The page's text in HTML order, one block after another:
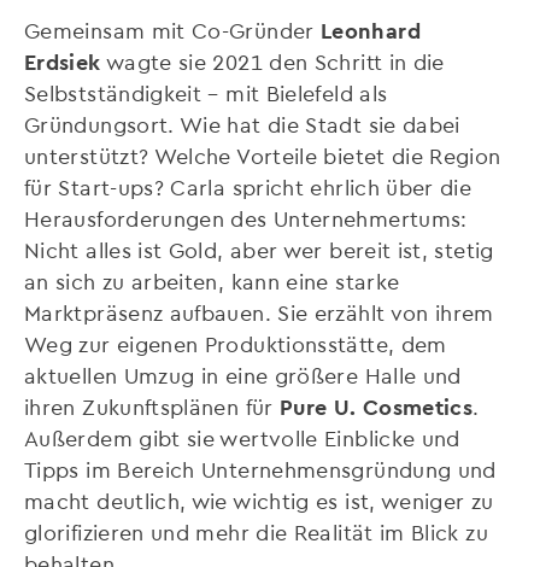
Gemeinsam mit Co-Gründer Leonhard
Erdsiek wagte sie 2021 den Schritt in die
Selbstständigkeit – mit Bielefeld als
Gründungsort. Wie hat die Stadt sie dabei
unterstützt? Welche Vorteile bietet die Region
für Start-ups? Carla spricht ehrlich über die
Herausforderungen des Unternehmertums:
Nicht alles ist Gold, aber wer bereit ist, stetig
an sich zu arbeiten, kann eine starke
Marktpräsenz aufbauen. Sie erzählt von ihrem
Weg zur eigenen Produktionsstätte, dem
aktuellen Umzug in eine größere Halle und
ihren Zukunftsplänen für Pure U. Cosmetics
Außerdem gibt sie wertvolle Einblicke und
Tipps im Bereich Unternehmensgründung und
macht deutlich, wie wichtig es ist, weniger zu
glorifizieren und mehr die Realität im Blick zu